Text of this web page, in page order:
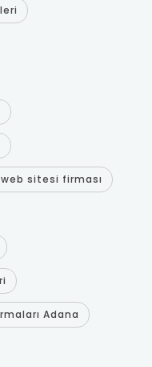
sitesi firması
Adana